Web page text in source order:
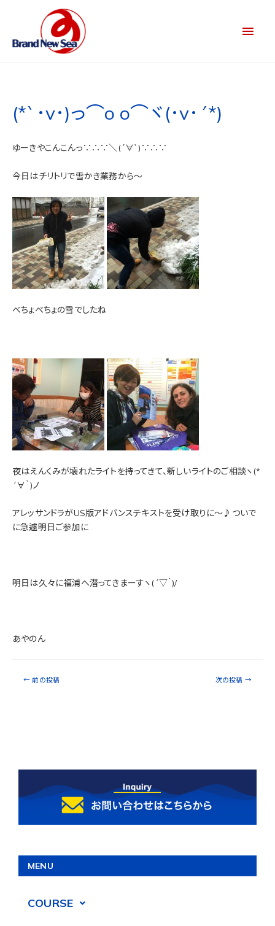
(*`･v･)っ⌒o o⌒ヾ(･v･´*)
ゆーきやこんこんっ∵∴∵＼(´∀`)∵∴∵
今日はチリトリで雪かき業務から～
べちょべちょの雪でしたね
夜はえんくみが壊れたライトを持ってきて、新しいライトのご相談ヽ(*
´∀｀)ノ
アレッサンドラがUS版アドバンステキストを受け取りに～♪ついで
に急遽明日ご参加に
明日は久々に福浦へ潜ってきまーすヽ(´▽｀)/
あやのん
← 前の投稿 次の投稿 →
MENU
COURSE